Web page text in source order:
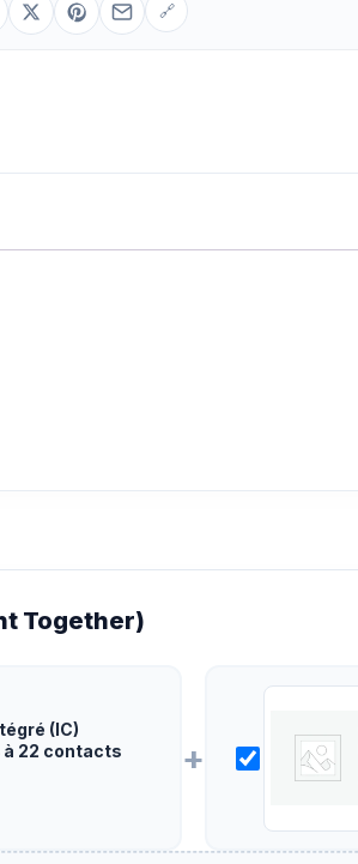
🔗
Together)
(IC)
à 22 contacts
+